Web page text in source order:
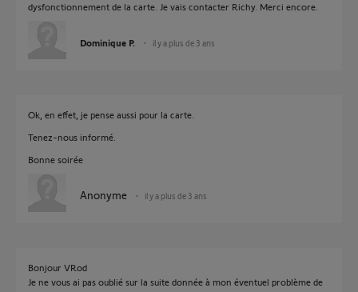
dysfonctionnement de la carte. Je vais contacter Richy. Merci encore.
Dominique P. il y a plus de 3 ans
Ok, en effet, je pense aussi pour la carte.
Tenez-nous informé.
Bonne soirée
Anonyme il y a plus de 3 ans
B‌onjour VRod
Je ne vous ai pas oublié sur la suite donnée à mon éventuel problème de